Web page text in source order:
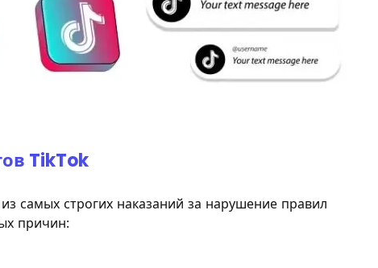
TikTok
самых строгих наказаний за нарушение правил
причин: